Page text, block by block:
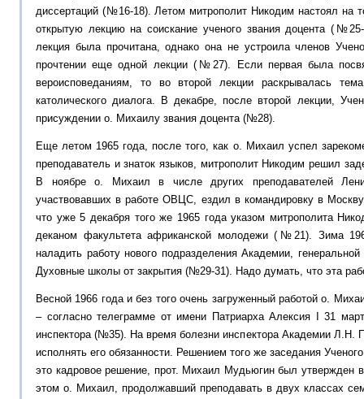
диссертаций (№16-18). Летом митрополит Никодим настоял на
открытую лекцию на соискание ученого звания доцента
лекция была прочитана, однако она не устроила членов
прочтении еще одной лекции (№27). Если первая была
вероисповеданиям, то во второй лекции раскрывалась
католического диалога. В декабре, после второй лекции,
присуждении о. Михаилу звания доцента (№28).
Еще летом 1965 года, после того, как о. Михаил успел
преподаватель и знаток языков, митрополит Никодим решил
В ноябре о. Михаил в числе других преподавателей
участвовавших в работе ОВЦС, ездил в командировку в
что уже 5 декабря того же 1965 года указом митрополита
деканом факультета африканской молодежи (№21). Зима
наладить работу нового подразделения Академии,
Духовные школы от закрытия (№29-31). Надо думать, что эта
Весной 1966 года и без того очень загруженный работой о.
– согласно телеграмме от имени Патриарха Алексия I 31
инспектора (№35). На время болезни инспектора Академии Л.Н.
исполнять его обязанности. Решением того же заседания
это кадровое решение, прот. Михаил Мудьюгин был утвержден
этом о. Михаил, продолжавший преподавать в двух классах